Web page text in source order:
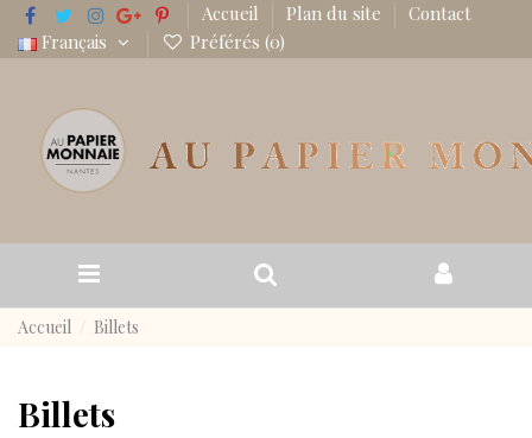
Accueil Plan du site
Contact
Français
Préférés (0)
Accueil Billets
Billets